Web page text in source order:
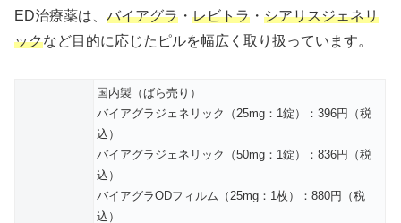
ED治療薬は、 バイアグラ ・ レビトラ ・ シアリスジェネリ
ックなど目的に応じたピルを幅広く取り扱っています。
国内製（ばら売り）
バイアグラジェネリック（25mg：1錠）：396円（税
込）
バイアグラジェネリック（50mg：1錠）：836円（税
込）
バイアグラODフィルム（25mg：1枚）：880円（税
込）